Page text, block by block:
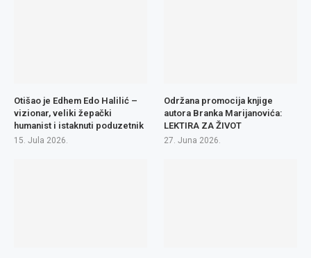
Otišao je Edhem Edo Halilić –
vizionar, veliki žepački
humanist i istaknuti poduzetnik
15. Jula 2026.
Održana promocija knjige
autora Branka Marijanovića:
LEKTIRA ZA ŽIVOT
27. Juna 2026.